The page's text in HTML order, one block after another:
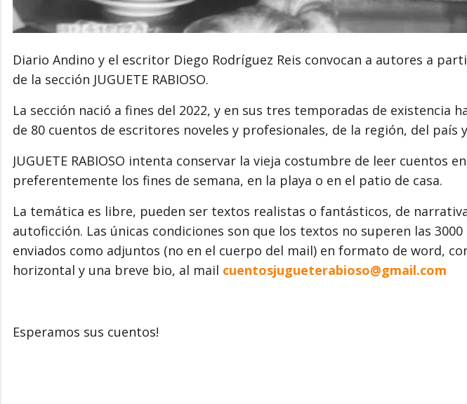
Diario Andino y el escritor Diego Rodríguez Reis convocan a autores a
de la sección JUGUETE RABIOSO.
La sección nació a fines del 2022, y en sus tres temporadas de existencia
de 80 cuentos de escritores noveles y profesionales, de la región, del país
JUGUETE RABIOSO intenta conservar la vieja costumbre de leer cuentos
preferentemente los fines de semana, en la playa o en el patio de casa.
La temática es libre, pueden ser textos realistas o fantásticos, de
autoficción. Las únicas condiciones son que los textos no superen las
enviados como adjuntos (no en el cuerpo del mail) en formato de word,
horizontal y una breve bio, al mail cuentosjugueterabioso@gmail.com
Esperamos sus cuentos!